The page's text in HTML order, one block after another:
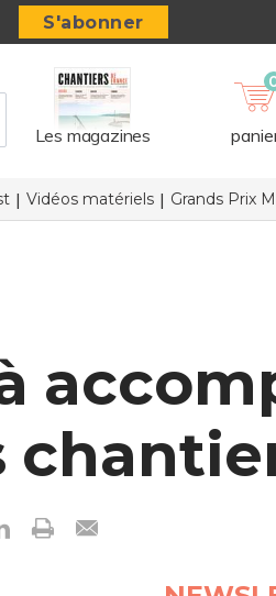
S'abonner
Les magazines
Vidéos matériels Grands Prix